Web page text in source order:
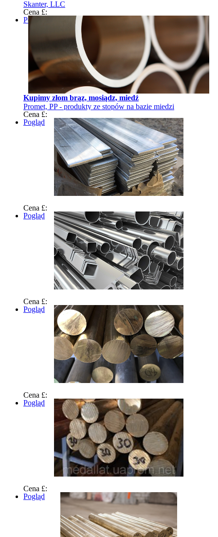
Skanter, LLC
Cena £:
Pogląd
Kupimy złom brąz, mosiądz, miedź
Promet, PP - produkty ze stopów na bazie miedzi
Cena £:
Pogląd
Cena £:
Pogląd
Cena £:
Pogląd
Cena £:
Pogląd
Cena £:
Pogląd